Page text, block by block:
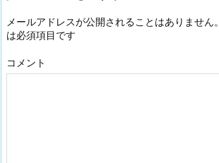
メールアドレスが公開されることはありません。
は必須項目です
コメント